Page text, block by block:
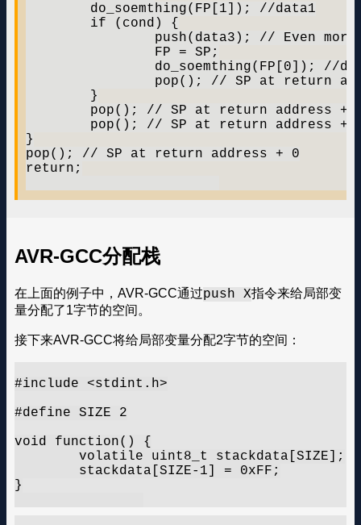
}
pop(); // SP at return address + 0
return;
AVR-GCC分配栈
在上面的例子中，AVR-GCC通过push X指令来给局部变
量分配了1字节的空间。
接下来AVR-GCC将给局部变量分配2字节的空间：
#include <stdint.h>
#define SIZE 2
void function() {
}